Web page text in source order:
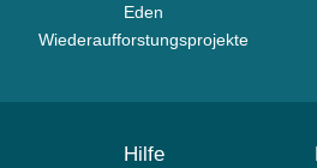
Eden
Wiederaufforstungsprojekte
Hilfe